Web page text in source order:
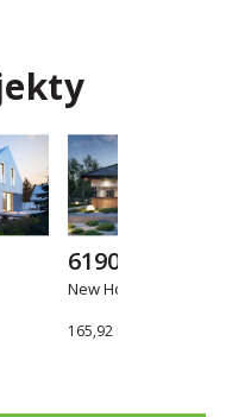
New House 770 w2
165,92 m²
6190 zł